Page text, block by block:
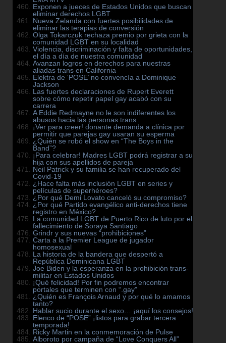
Exponen a jueces de Estados Unidos que buscan
eliminar derechos LGBT
Nueva Zelanda con fuertes posibilidades de
eliminar las terapias de conversión
Olga Tokarczuk rechaza premio por grieta con la
comunidad LGBT en su localidad
Violencia, discriminación y falta de oportunidades,
el día a día de nuestra comunidad
Avanzan logros en derechos para nuestras
aliadas trans en California
Elektra de ‘POSE’ no convencía a Dominique
Jackson
Las fuertes declaraciones de Rupert Everett
sobre cómo repetir papel gay acabó con su
carrera
A Eddie Redmayne no le son indiferentes los
abusos hacia las personas trans
¡Ver para creer! donante demanda a clínica por
permitir que parejas gay usaran su esperma
¿Quién se robó el show en “The Boys in the
Band”?
¡Para celebrar! Madres LGBT podrá registrar a su
hija con sus apellidos de pareja
Neil Patrick y su familia se han recuperado del
Covid-19
¿Hace falta más inclusión LGBT en series y
películas de superhéroes?
¿Por qué Demi Lovato canceló su compromiso?
¿Por qué Partido evangélico anti-derechos tiene
registro en México?
La comunidad LGBT de Puerto Rico de luto por el
fallecimiento de Soraya Santiago
Grindr y sus nuevas “prohibiciones”
Carta a la Premier League de jugador
homosexual
La historia de la bandera que despertó a
República Dominicana LGBT
Joe Biden y la esperanza en la prohibición trans-
militar en Estados Unidos
¡Qué felicidad! Por fin podremos encontrar
portales que terminen con “.gay”
¿Quién es François Arnaud y por qué lo amamos
tanto?
Hablar sucio durante el sexo… ¡aquí los consejos!
Elenco de “POSE” ¡listos para grabar tercera
temporada!
Ricky Martin en la conmemoración de Pulse
Alboroto por campaña de “Love Conquers All”